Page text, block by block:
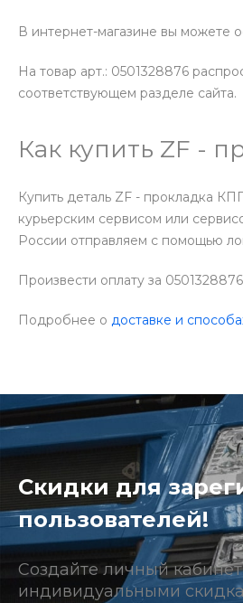
В интернет-магазине вы можете
На товар арт.: 0501328876
соответствующем разделе сайта.
Как купить ZF -
Купить деталь ZF - прокладка
курьерским сервисом или
России отправляем с помощью
Произвести оплату за
Подробнее о доставке и
Скидки для
пользователей!
Создайте личный
индивидуальными